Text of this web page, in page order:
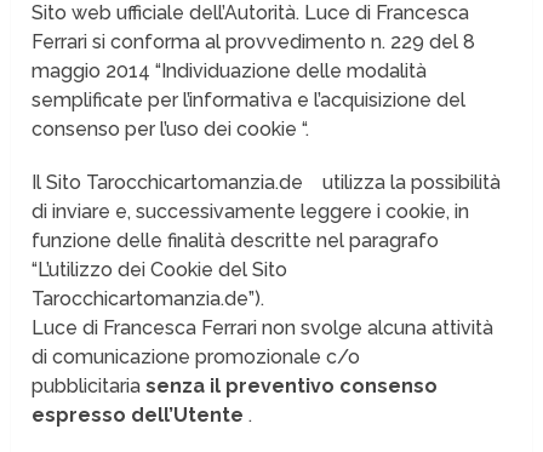
Sito web ufficiale dell’Autorità. Luce di Francesca
Ferrari si conforma al provvedimento n. 229 del 8
maggio 2014 “Individuazione delle modalità
semplificate per l’informativa e l’acquisizione del
consenso per l’uso dei cookie “.
Il Sito Tarocchicartomanzia.de utilizza la possibilità
di inviare e, successivamente leggere i cookie, in
funzione delle finalità descritte nel paragrafo
“L’utilizzo dei Cookie del Sito
Tarocchicartomanzia.de”).
Luce di Francesca Ferrari non svolge alcuna attività
di comunicazione promozionale c/o
pubblicitariasenza il preventivo consenso
espresso dell’Utente.